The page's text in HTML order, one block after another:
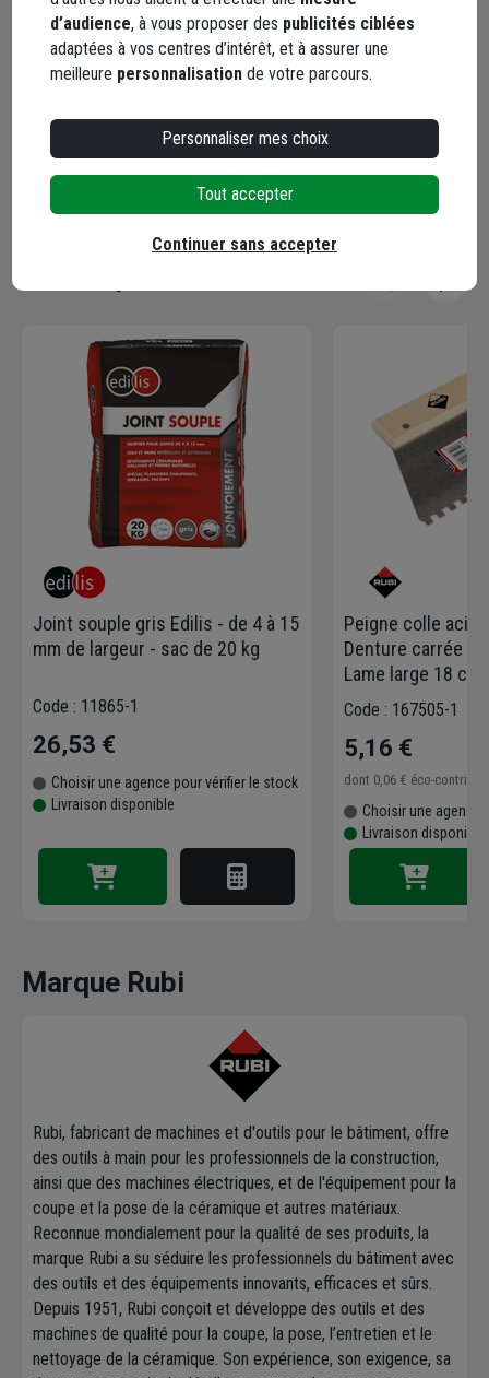
Description
Caractéristiques
Documents
Joint souple gris Edilis - de 4 à 15
mm de largeur - sac de 20 kg
Code : 11865-1
26,53 €
Choisir une agence pour vérifier le stock
Livraison disponible
Peigne colle
Denture carrée
Lame large 18 cm
bois
Code : 167505-1
5,16 €
dont 0,06 € éco-
Choisir une agence
Livraison disponible
Marque Rubi
Rubi, fabricant de machines et d'outils pour le bâtiment, offre
des outils à main pour les professionnels de la construction,
ainsi que des machines électriques, et de l'équipement pour la
coupe et la pose de la céramique et autres matériaux.
Reconnue mondialement pour la qualité de ses produits, la
marque Rubi a su séduire les professionnels du bâtiment avec
des outils et des équipements innovants, efficaces et sûrs.
Depuis 1951, Rubi conçoit et développe des outils et des
machines de qualité pour la coupe, la pose, l’entretien et le
nettoyage de la céramique. Son expérience, son exigence, sa
d’audience, à vous proposer des publicités ciblées
adaptées à vos centres d’intérêt, et à assurer une
meilleure personnalisation de votre parcours.
Personnaliser mes choix
Tout accepter
Continuer sans accepter